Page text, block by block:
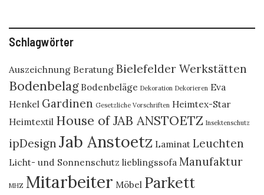
Schlagwörter
Auszeichnung Beratung Bielefelder Werkstätten
Bodenbelag Bodenbeläge Dekoration Dekorieren Eva
Henkel Gardinen Gesetzliche Vorschriften Heimtex-Star
Heimtextil House of JAB ANSTOETZ Insektenschutz
ipDesign Jab Anstoetz Laminat Leuchten
Licht- und Sonnenschutz lieblingssofa Manufaktur
MHZ Mitarbeiter Möbel Parkett